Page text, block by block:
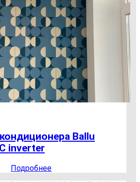
Ballu
inverter
Подробнее